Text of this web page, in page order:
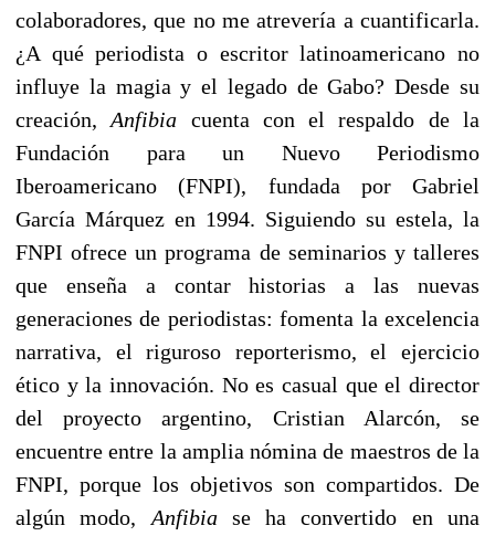
colaboradores, que no me atrevería a cuantificarla.
¿A qué periodista o escritor latinoamericano no
influye la magia y el legado de Gabo? Desde su
creación,Anfibia cuenta con el respaldo de la
Fundación para un Nuevo Periodismo
Iberoamericano (FNPI), fundada por Gabriel
García Márquez en 1994. Siguiendo su estela, la
FNPI ofrece un programa de seminarios y talleres
que enseña a contar historias a las nuevas
generaciones de periodistas: fomenta la excelencia
narrativa, el riguroso reporterismo, el ejercicio
ético y la innovación. No es casual que el director
del proyecto argentino, Cristian Alarcón, se
encuentre entre la amplia nómina de maestros de la
FNPI, porque los objetivos son compartidos. De
algún modo, Anfibia se ha convertido en una